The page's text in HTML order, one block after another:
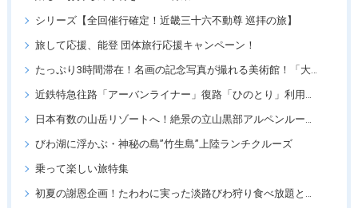
シリーズ【全回催行確定！近畿三十六不動尊 巡拝の旅】
旅して応援、能登 団体旅行応援キャンペーン！
たっぷり3時間滞在！名画の記念写真が撮れる美術館！「大塚国際美術館」
近鉄特急往路「アーバンライナー」復路「ひのとり」利用ツアー
日本有数の山岳リゾートへ！絶景の立山黒部アルペンルートツアー
びわ湖に浮かぶ・神秘の島”竹生島”上陸ランチクルーズ
乗って楽しい旅特集
初夏の謝恩企画！たわわに実った淡路びわ狩り食べ放題と「王侯貴族のバラ園」須磨離宮公園